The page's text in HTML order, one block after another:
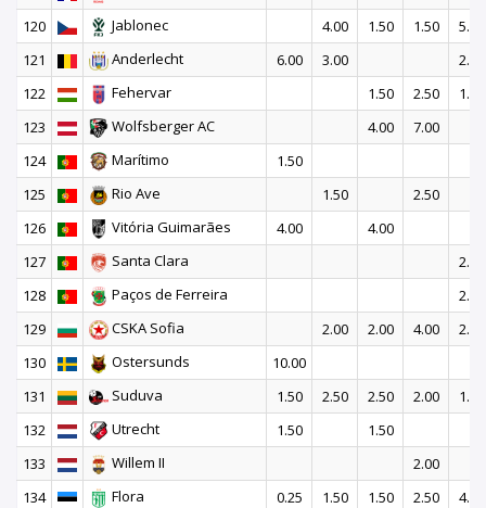
120
Jablonec 4.00 1.50 1.50
5.00
121
Anderlecht 6.00 3.00
2.50
122
Fehervar 1.50 2.50
1.00
123
Wolfsberger AC 4.00
7.00
124
Marítimo
1.50
125
Rio Ave 1.50
2.50
126
Vitória Guimarães 4.00
4.00
127
Santa Clara
2.50
128
Paços de Ferreira
2.50
129
CSKA Sofia 2.00 2.00 4.00
2.50
130
Ostersunds
10.00
131
Suduva 1.50 2.50 2.50 2.00
1.50
132
Utrecht 1.50
1.50
133
Willem II
2.00
134
Flora 0.25 1.50 1.50 2.50
4.00